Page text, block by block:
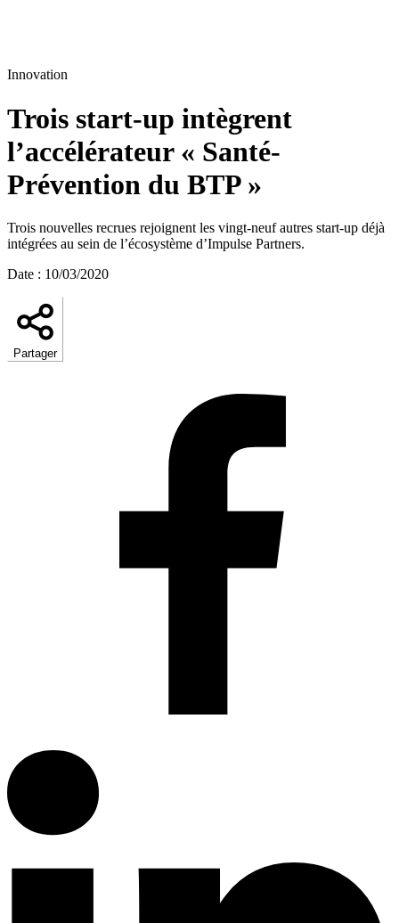
Innovation
Trois start-up intègrent
l’accélérateur « Santé-
Prévention du BTP »
Trois nouvelles recrues rejoignent les vingt-neuf autres start-up déjà
intégrées au sein de l’écosystème d’Impulse Partners.
Date : 10/03/2020
Partager